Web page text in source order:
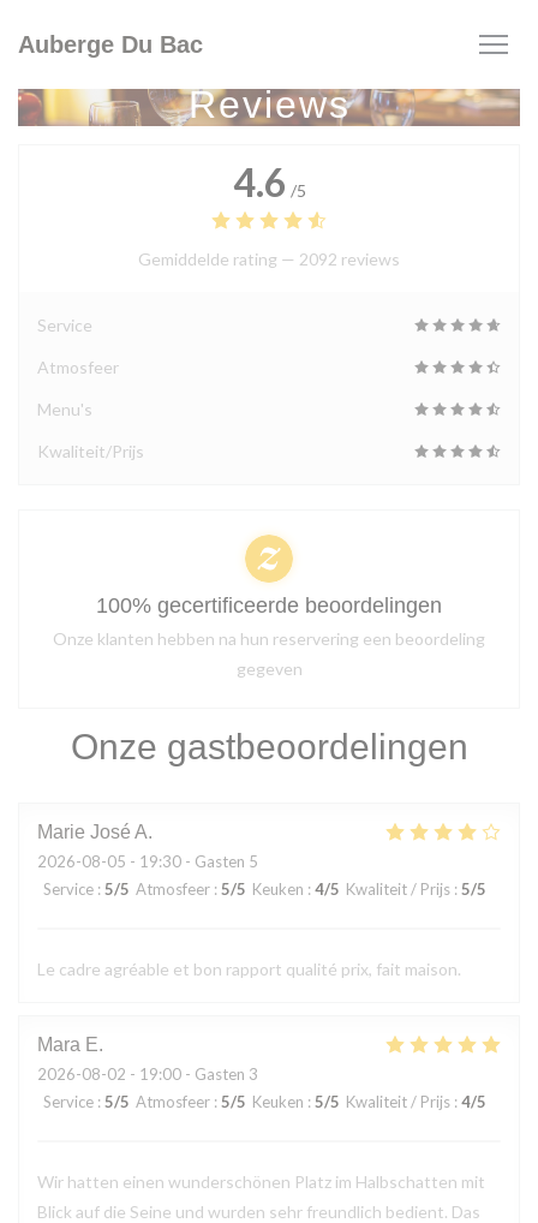
Auberge Du Bac
Reviews
Onze gastbeoordelingen
Marie José A
2026-08-05 - 19:30 - Gasten 5
Service : 5/5 Atmosfeer : 5/5 Keuken : 4/5 Kwaliteit / Prijs : 5/5
Le cadre agréable et bon rapport qualité prix, fait maison.
Mara E
2026-08-02 - 19:00 - Gasten 3
Service : 5/5 Atmosfeer : 5/5 Keuken : 5/5 Kwaliteit / Prijs : 4/5
Wir hatten einen wunderschönen Platz im Halbschatten mit
Blick auf die Seine und wurden sehr freundlich bedient. Das
4.6 /5
Gemiddelde rating — 2092 reviews
Service
Atmosfeer
Menu's
Kwaliteit/Prijs
100% gecertificeerde beoordelingen
Onze klanten hebben na hun reservering een beoordeling
gegeven